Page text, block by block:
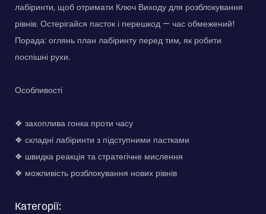
лабіринти, щоб отримати Ключ Виходу для розблокування
рівнів. Остерігайся пасток і перешкод — час обмежений!
Порада: оглянь план лабіринту перед тим, як робити
поспішні рухи.
Особливості
❖ захоплива гонка проти часу
❖ складні лабіринти з підступними пастками
❖ швидка реакція та стратегічне мислення
❖ можливість розблокування нових рівнів
Категорії: